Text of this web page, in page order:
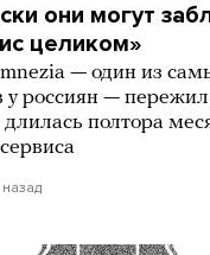
они могут
целиком»
— один из
у россиян —
длилась полтора